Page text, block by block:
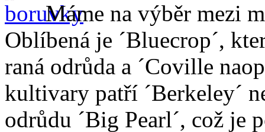
Máme na výběr mezi
Oblíbená je ´Bluecrop´,
raná odrůda a ´Coville
kultivary patří ´Berkeley´
odrůdu ´Big Pearl´, což je